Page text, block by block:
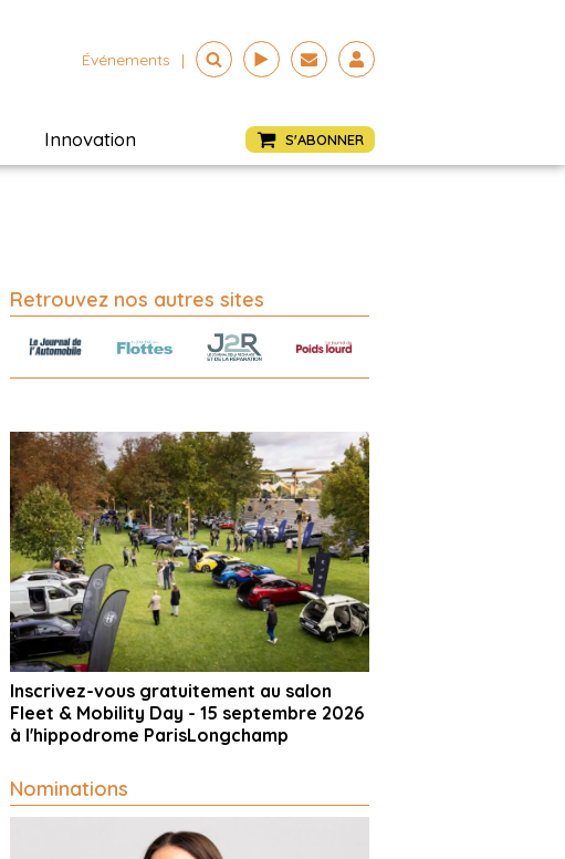
Événements |
Innovation S'ABONNER
Retrouvez nos autres sites
Inscrivez-vous gratuitement au salon
Fleet & Mobility Day - 15 septembre 2026
à l'hippodrome ParisLongchamp
Nominations